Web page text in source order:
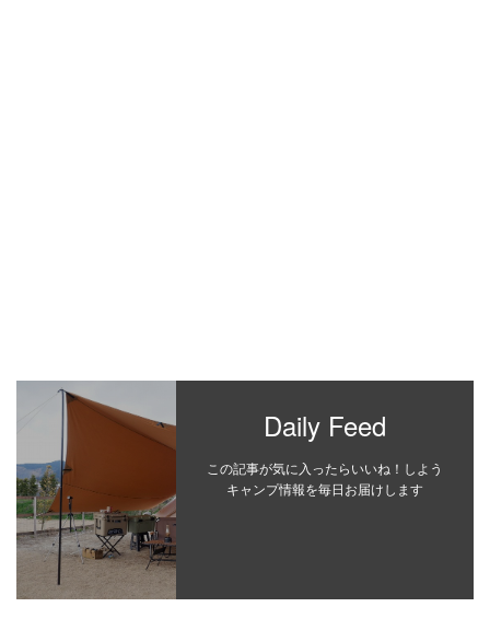
Daily Feed
この記事が気に入ったらいいね！しよう
キャンプ情報を毎日お届けします